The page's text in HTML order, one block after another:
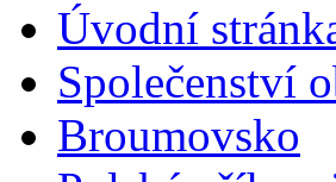
Úvodní
Společenství
Broumovsko